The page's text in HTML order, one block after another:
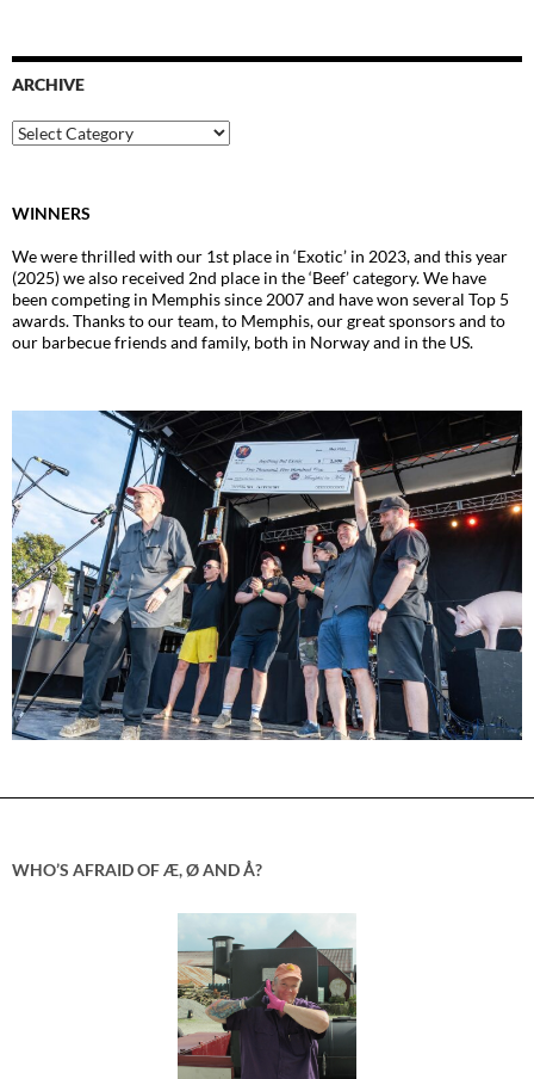
ARCHIVE
Archive
WINNERS
We were thrilled with our 1st place in ‘Exotic’ in 2023, and this year
(2025) we also received 2nd place in the ‘Beef’ category. We have
been competing in Memphis since 2007 and have won several Top 5
awards. Thanks to our team, to Memphis, our great sponsors and to
our barbecue friends and family, both in Norway and in the US.
WHO’S AFRAID OF Æ, Ø AND Å?